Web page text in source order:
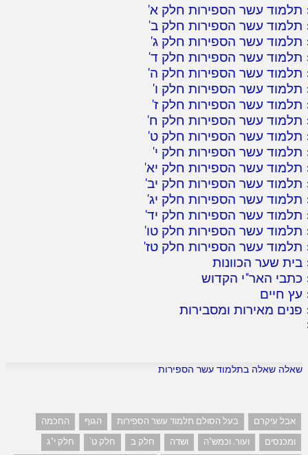
תלמוד עשר הספירות חלק א'
תלמוד עשר הספירות חלק ב'
תלמוד עשר הספירות חלק ג'
תלמוד עשר הספירות חלק ד'
תלמוד עשר הספירות חלק ה'
תלמוד עשר הספירות חלק ו'
תלמוד עשר הספירות חלק ז'
תלמוד עשר הספירות חלק ח'
תלמוד עשר הספירות חלק ט'
תלמוד עשר הספירות חלק י'
תלמוד עשר הספירות חלק יא'
תלמוד עשר הספירות חלק יב'
תלמוד עשר הספירות חלק יג'
תלמוד עשר הספירות חלק יד'
תלמוד עשר הספירות חלק טו'
תלמוד עשר הספירות חלק טז'
בית שער הכוונות
כתבי האר"י הקדוש
עץ חיים
פנים מאירות ומסבירות
שאלה שאלה בתלמוד עשר הספירות
אבל עיקרם בעל הסולם תלמוד עשר הספירות הגוף
החכמה
ומכנסים
ועור. וכמש"ה ושדה חלק ב חלק ט'
חלק י"ג